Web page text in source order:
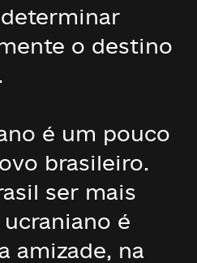
o destino
é um pouco
brasileiro.
ser mais
é
amizade, na